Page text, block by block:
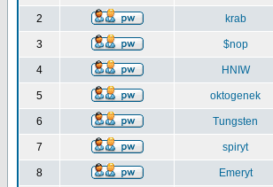
2 krab
3 $nop
4 HNIW
5 oktogenek
6 Tungsten
7 spiryt
8 Emeryt